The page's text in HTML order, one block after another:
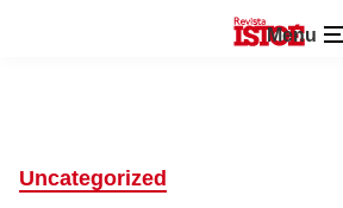
Menu
Uncategorized